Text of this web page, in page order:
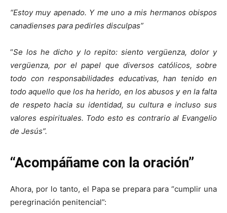
“Estoy muy apenado. Y me uno a mis hermanos obispos
canadienses para pedirles disculpas”
“Se los he dicho y lo repito: siento vergüenza, dolor y
vergüenza, por el papel que diversos católicos, sobre
todo con responsabilidades educativas, han tenido en
todo aquello que los ha herido, en los abusos y en la falta
de respeto hacia su identidad, su cultura e incluso sus
valores espirituales. Todo esto es contrario al Evangelio
de Jesús”.
“Acompáñame con la oración”
Ahora, por lo tanto, el Papa se prepara para “cumplir una
peregrinación penitencial”: